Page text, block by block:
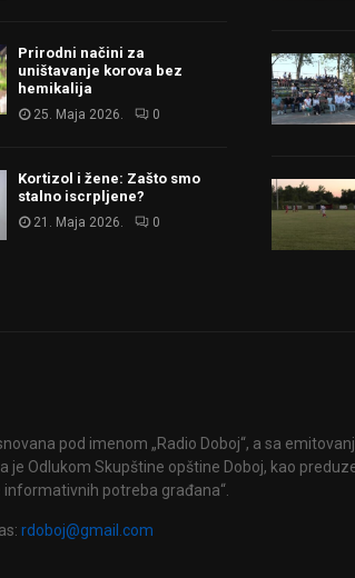
Prirodni načini za
uništavanje korova bez
hemikalija
25. Maja 2026. 0
Kortizol i žene: Zašto smo
stalno iscrpljene?
21. Maja 2026. 0
pod imenom „Radio Doboj“, a sa
je Odlukom Skupštine opštine Doboj, kao
informativnih potreba građana“.
rdoboj@gmail.com